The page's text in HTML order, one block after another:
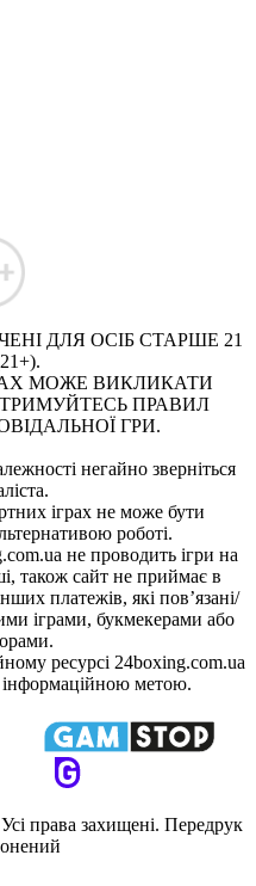
ДЛЯ ОСІБ СТАРШЕ 21
МОЖЕ ВИКЛИКАТИ
ПРАВИЛ
ГРИ.
негайно зверніться
іграх не може бути
роботі.
не проводить ігри на
також сайт не приймає в
платежів, які пов’язані/
іграми, букмекерами або
ресурсі 24boxing.com.ua
метою.
Усi права захищенi. Передрук